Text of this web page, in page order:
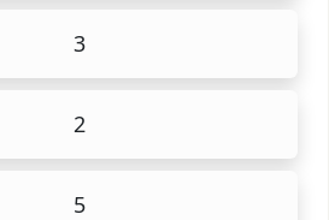
3
2
5